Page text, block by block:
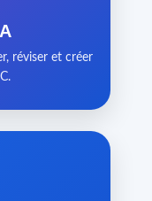
réviser et créer